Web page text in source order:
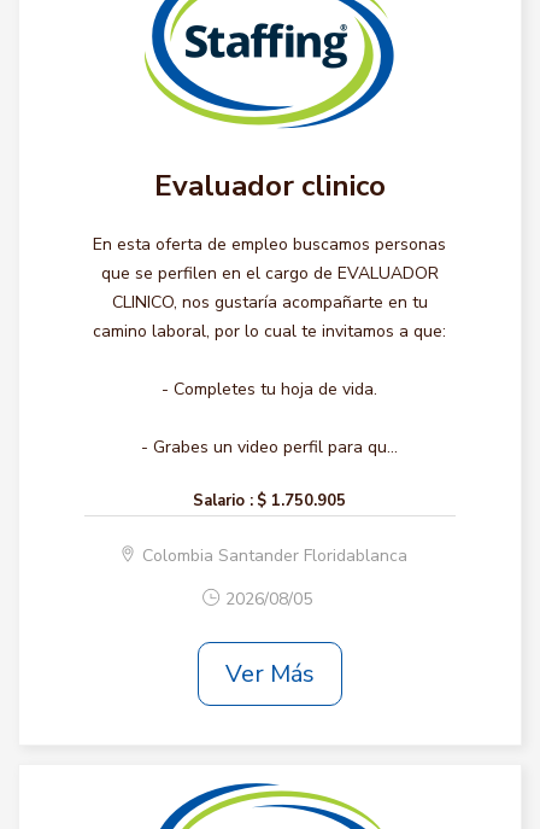
Evaluador clinico
En esta oferta de empleo buscamos personas
que se perfilen en el cargo de EVALUADOR
CLINICO, nos gustaría acompañarte en tu
camino laboral, por lo cual te invitamos a que:
- Completes tu hoja de vida.
- Grabes un video perfil para qu...
Salario : $ 1.750.905
Colombia Santander Floridablanca
2026/08/05
Ver Más